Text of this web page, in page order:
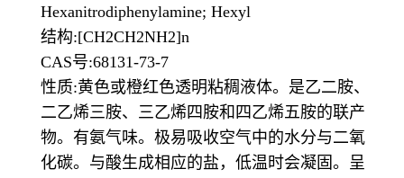
Hexanitrodiphenylamine; Hexyl
结构:[CH2CH2NH2]n
CAS号:68131-73-7
性质:黄色或橙红色透明粘稠液体。是乙二胺、
二乙烯三胺、三乙烯四胺和四乙烯五胺的联产
物。有氨气味。极易吸收空气中的水分与二氧
化碳。与酸生成相应的盐，低温时会凝固。呈